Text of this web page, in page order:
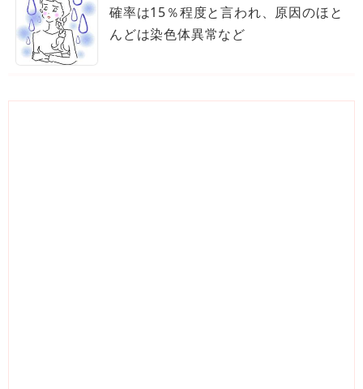
確率は15％程度と言われ、原因のほと
んどは染色体異常など